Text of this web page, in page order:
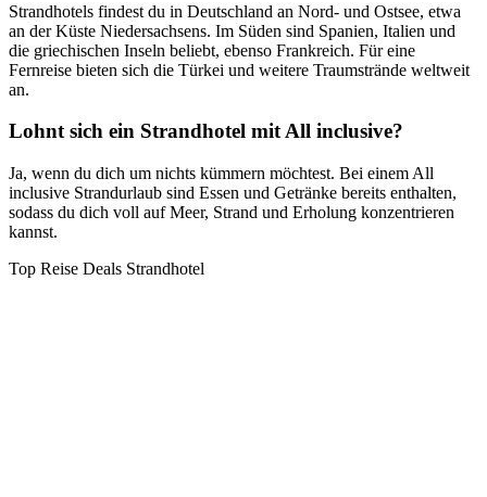
Strandhotels findest du in Deutschland an Nord- und Ostsee, etwa
an der Küste Niedersachsens. Im Süden sind Spanien, Italien und
die griechischen Inseln beliebt, ebenso Frankreich. Für eine
Fernreise bieten sich die Türkei und weitere Traumstrände weltweit
an.
Lohnt sich ein Strandhotel mit All inclusive?
Ja, wenn du dich um nichts kümmern möchtest. Bei einem All
inclusive Strandurlaub sind Essen und Getränke bereits enthalten,
sodass du dich voll auf Meer, Strand und Erholung konzentrieren
kannst.
Top Reise Deals Strandhotel